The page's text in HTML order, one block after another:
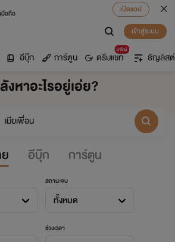
อถือ
เปิดแอป
เข้าสู่ระบบ
อีบุ๊ก การ์ตูน
มาใหม่
ดรีมแชท ธัญลิสต์
งหาอะไรอยู่เอ่ย?
อีบุ๊ก การ์ตูน
สถานะจบ
ทั้งหมด
ช่วงเวลา